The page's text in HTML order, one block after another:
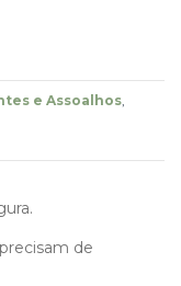
e Assoalhos,
de